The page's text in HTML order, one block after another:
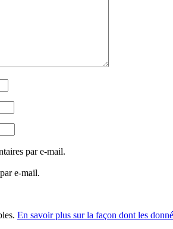
par e-mail.
e-mail.
En savoir plus sur la façon dont les